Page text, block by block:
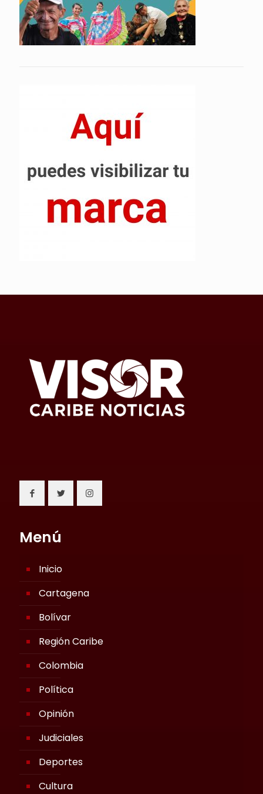
Menú
Inicio
Cartagena
Bolívar
Región Caribe
Colombia
Política
Opinión
Judiciales
Deportes
Cultura